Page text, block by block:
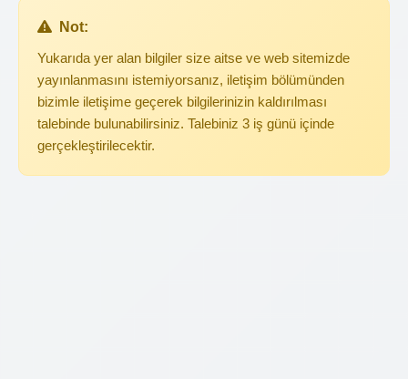
Not:
Yukarıda yer alan bilgiler size aitse ve web sitemizde
yayınlanmasını istemiyorsanız, iletişim bölümünden
bizimle iletişime geçerek bilgilerinizin kaldırılması
talebinde bulunabilirsiniz. Talebiniz 3 iş günü içinde
gerçekleştirilecektir.